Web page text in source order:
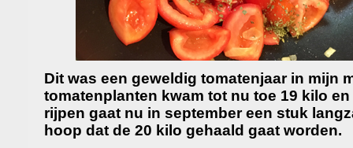
Dit was een geweldig tomatenjaar in mijn
tomatenplanten kwam tot nu toe 19 kilo
rijpen gaat nu in september een stuk
hoop dat de 20 kilo gehaald gaat worden.